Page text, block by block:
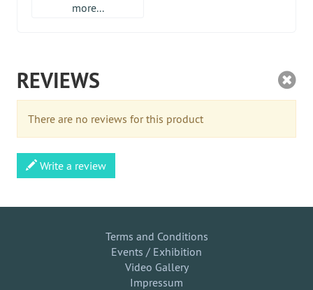
more...
REVIEWS
There are no reviews for this product
Write a review
Terms and Conditions
Events / Exhibition
Video Gallery
Impressum